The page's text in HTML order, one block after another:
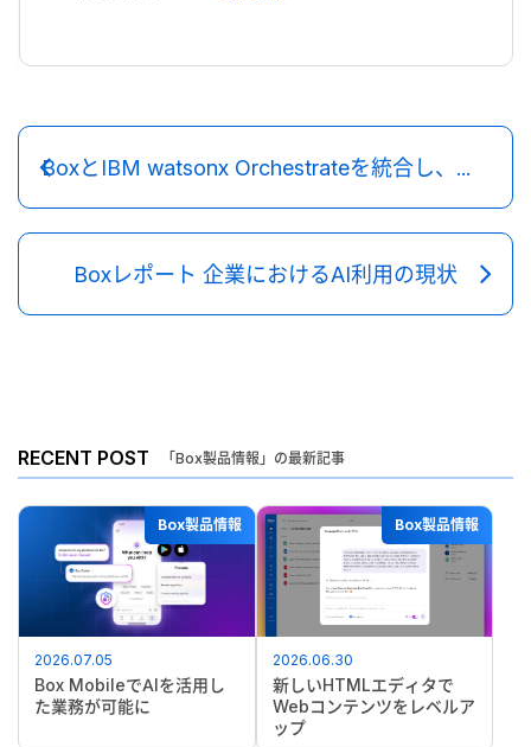
BoxとIBM watsonx Orchestrateを統合し、インテリジェントコンテンツワークフローを強化
Boxレポート 企業におけるAI利用の現状
RECENT POST 「Box製品情報」の最新記事
Box製品情報
2026.07.05
Box MobileでAIを活用し
た業務が可能に
Box製品情報
2026.06.30
新しいHTMLエディタで
Webコンテンツをレベルア
ップ